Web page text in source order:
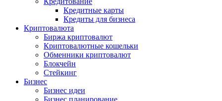
Кредитные карты
Кредиты для бизнеса
Криптовалюта
Биржа криптовалют
Криптовалютные кошельки
Обменники криптовалют
Блокчейн
Стейкинг
Бизнес
Бизнес идеи
Бизнес планирование